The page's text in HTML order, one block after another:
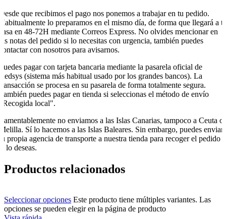
que recibimos el pago nos ponemos a trabajar en tu pedido.
lo preparamos en el mismo día, de forma que llegará a
en 48-72H mediante Correos Express. No olvides mencionar en
notas del pedido si lo necesitas con urgencia, también puedes
con nosotros para avisarnos.
pagar con tarjeta bancaria mediante la pasarela oficial de
(sistema más habitual usado por los grandes bancos). La
se procesa en su pasarela de forma totalmente segura.
puedes pagar en tienda si seleccionas el método de envío
local".
no enviamos a las Islas Canarias, tampoco a Ceuta o
Sí lo hacemos a las Islas Baleares. Sin embargo, puedes enviar
propia agencia de transporte a nuestra tienda para recoger el pedido
lo deseas.
Productos relacionados
Seleccionar opciones Este producto tiene múltiples variantes. Las
opciones se pueden elegir en la página de producto